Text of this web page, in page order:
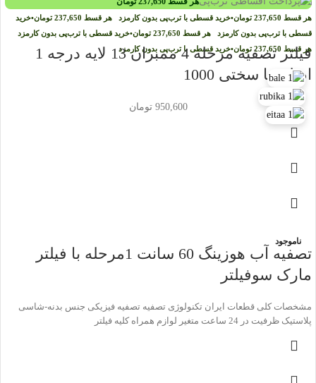
هر قسط 237,650 تومان•خرید قسطی با ترب‌پی بدون کارمزد هر قسط 237,650 تومان•خرید
قسطی با ترب‌پی بدون کارمزد هر قسط 237,650 تومان•خرید قسطی با ترب‌پی بدون کارمزد
هر قسط 237,650 تومان•خرید قسطی با ترب‌پی بدون کارمزد
فیلتر تصفیه مرحله 4 ممبران 13 لایه درجه 1
اصلی تا سختی 1000
950,600 تومان
ناموجود
تصفیه آب هوزینگ 60 سانت 1مرحله با فیلتر
مارک سوفیلتر
مشخصات کلی قطعات ایران تکنولوژی تصفیه تصفیه فیزیکی جنس بدنه-شاسی
پلاستیک ظرفیت در 24 ساعت متغیر لوازم همراه کلیه فیلتر